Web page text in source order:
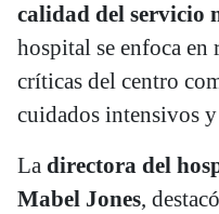
calidad del servicio
hospital se enfoca en
críticas del centro
cuidados intensivos
La directora del
Mabel Jones,